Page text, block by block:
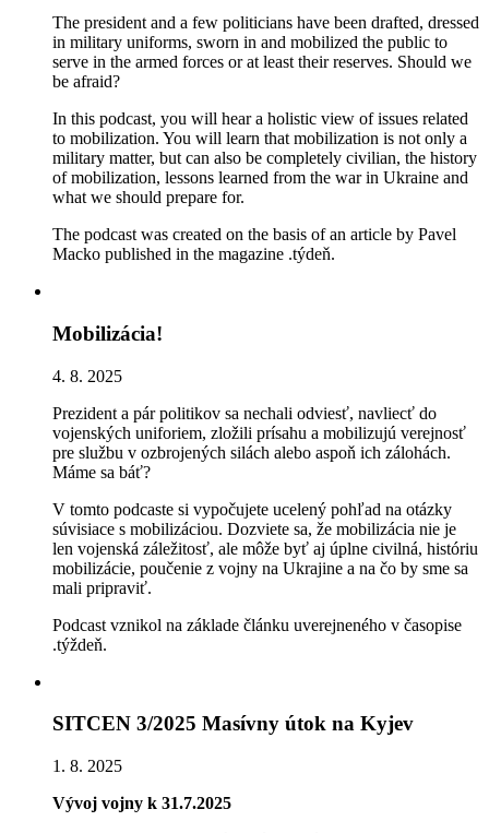
The president and a few politicians have been drafted, dressed
in military uniforms, sworn in and mobilized the public to
serve in the armed forces or at least their reserves. Should we
be afraid?
In this podcast, you will hear a holistic view of issues related
to mobilization. You will learn that mobilization is not only a
military matter, but can also be completely civilian, the history
of mobilization, lessons learned from the war in Ukraine and
what we should prepare for.
The podcast was created on the basis of an article by Pavel
Macko published in the magazine .týdeň.
Mobilizácia!
4. 8. 2025
Prezident a pár politikov sa nechali odviesť, navliecť do
vojenských uniforiem, zložili prísahu a mobilizujú verejnosť
pre službu v ozbrojených silách alebo aspoň ich zálohách.
Máme sa báť?
V tomto podcaste si vypočujete ucelený pohľad na otázky
súvisiace s mobilizáciou. Dozviete sa, že mobilizácia nie je
len vojenská záležitosť, ale môže byť aj úplne civilná, históriu
mobilizácie, poučenie z vojny na Ukrajine a na čo by sme sa
mali pripraviť.
Podcast vznikol na základe článku uverejneného v časopise
.týždeň.
SITCEN 3/2025 Masívny útok na Kyjev
1. 8. 2025
Vývoj vojny k 31.7.2025